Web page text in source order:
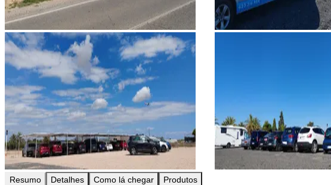
Resumo Detalhes Como lá chegar Produtos